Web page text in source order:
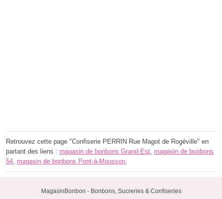
Retrouvez cette page "Confiserie PERRIN Rue Magot de Rogéville" en
partant des liens : magasin de bonbons Grand-Est magasin de bonbons
54 magasin de bonbons Pont-à-Mousson
MagasinBonbon - Bonbons, Sucreries & Confiseries